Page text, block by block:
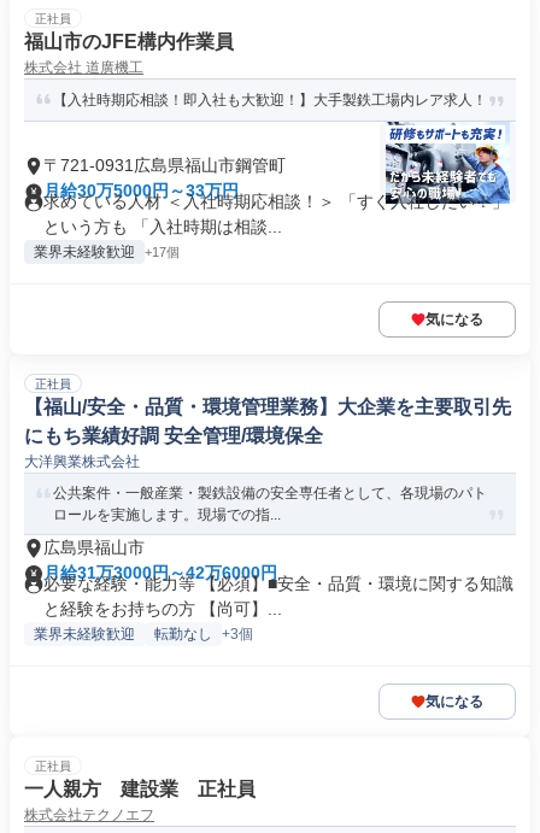
正社員
福山市のJFE構内作業員
株式会社 道廣機工
【入社時期応相談！即入社も大歓迎！】大手製鉄工場内レア求人！
〒721-0931広島県福山市鋼管町
月給30万5000円～33万円
求めている人材 ＜入社時期応相談！＞ 「すぐ入社したい！」
という方も 「入社時期は相談...
業界未経験歓迎 +17個
気になる
正社員
【福山/安全・品質・環境管理業務】大企業を主要取引先
にもち業績好調 安全管理/環境保全
大洋興業株式会社
公共案件・一般産業・製鉄設備の安全専任者として、各現場のパト
ロールを実施します。現場での指...
広島県福山市
月給31万3000円～42万6000円
必要な経験・能力等 【必須】■安全・品質・環境に関する知識
と経験をお持ちの方 【尚可】...
業界未経験歓迎 転勤なし +3個
気になる
正社員
一人親方 建設業 正社員
株式会社テクノエフ